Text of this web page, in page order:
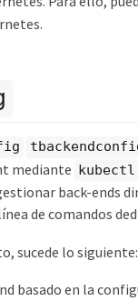
mediante kubectl
back-ends
de comandos
sucede lo siguiente:
basado en la